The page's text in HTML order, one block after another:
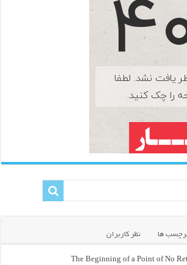
ها نظر کاربران
The Beginning of a Point of No